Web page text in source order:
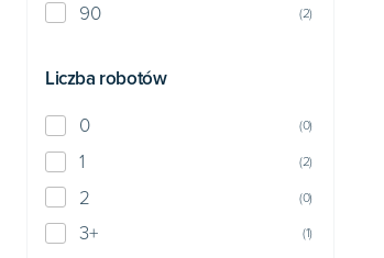
90 (2)
Liczba robotów
0 (0)
1 (2)
2 (0)
3+ (1)